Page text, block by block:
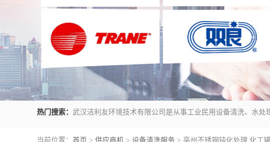
热门搜索：
当前位置： 首页 > 供应商机 > 设备清洗服务 > 亳州不锈钢钝化处理 化工